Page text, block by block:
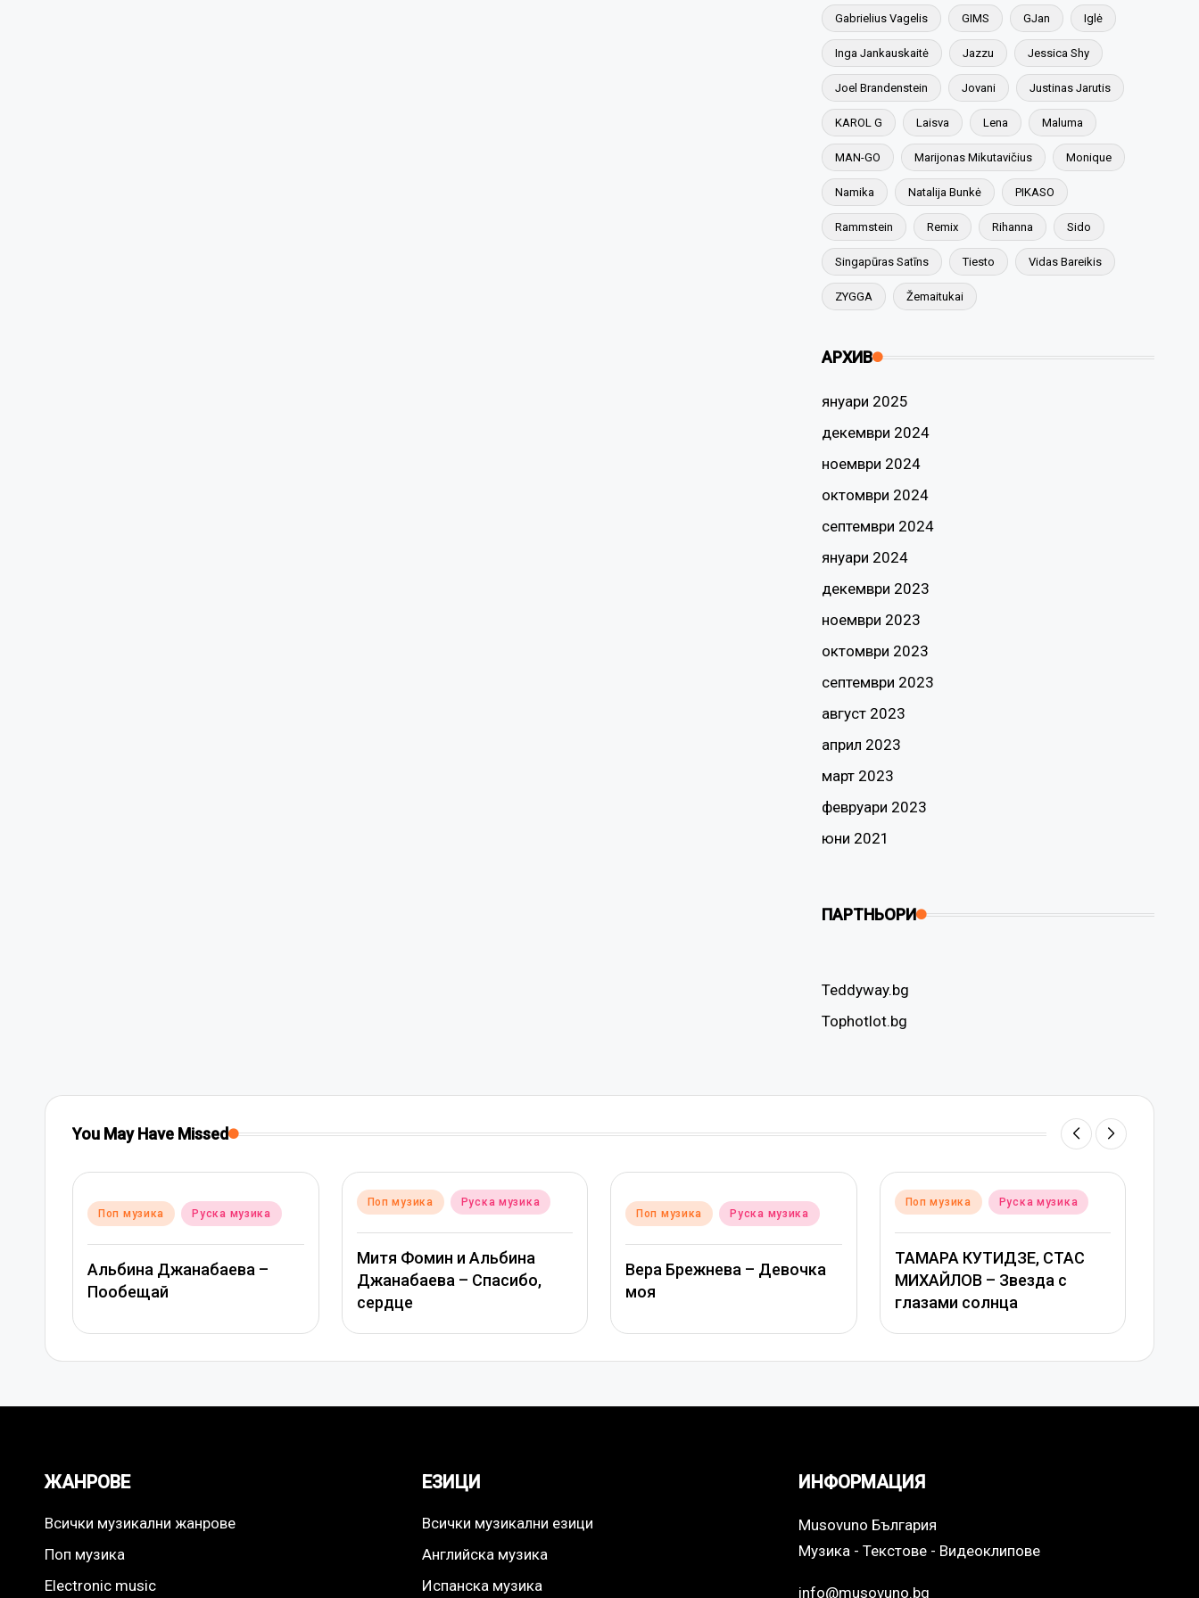
Gabrielius Vagelis GIMS GJan Iglė
Inga Jankauskaitė Jazzu Jessica Shy
Joel Brandenstein Jovani Justinas Jarutis
KAROL G Laisva Lena Maluma
MAN-GO Marijonas Mikutavičius Monique
Namika Natalija Bunkė PIKASO
Rammstein Remix Rihanna Sido
Singapūras Satīns Tiesto Vidas Bareikis
ZYGGA Žemaitukai
АРХИВ
януари 2025
декември 2024
ноември 2024
октомври 2024
септември 2024
януари 2024
декември 2023
ноември 2023
октомври 2023
септември 2023
август 2023
април 2023
март 2023
февруари 2023
юни 2021
ПАРТНЬОРИ
Teddyway.bg
Tophotlot.bg
You May Have Missed
Posted
Поп музика Руска музика
Альбина Джанабаева –
Пообещай
Posted
Поп музика Руска музика
Митя Фомин и Альбина
Джанабаева – Спасибо,
сердце
Posted
Поп музика Руска музика
Вера Брежнева – Девочка
моя
Posted
Поп музика Руска музика
ТАМАРА КУТИДЗЕ, СТАС
МИХАЙЛОВ – Звезда с
глазами солнца
ЖАНРОВЕ
Всички музикални жанрове
Поп музика
Electronic music
ЕЗИЦИ
Всички музикални езици
Английска музика
Испанска музика
ИНФОРМАЦИЯ
Musovuno България
Музика - Текстове - Видеоклипове
info@musovuno.bg